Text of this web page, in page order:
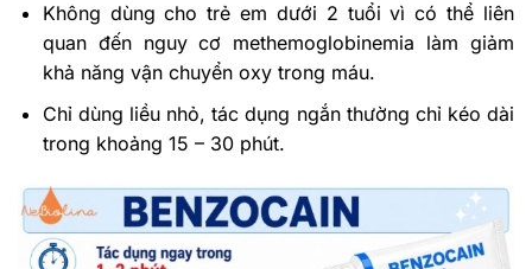
Không dùng cho trẻ em dưới 2 tuổi vì có thể liên
quan đến nguy cơ methemoglobinemia làm giảm
khả năng vận chuyển oxy trong máu.
Chỉ dùng liều nhỏ, tác dụng ngắn thường chỉ kéo dài
trong khoảng 15 – 30 phút.